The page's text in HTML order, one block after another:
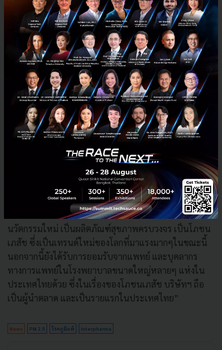
บาท และผลิตภัณฑ์ Vitamune 10 ล้านบาท และ
ผลิตภัณฑ์ Vita Detozzi 10 ล้านบาท”
ดร.ตฤณวรรธน์ กล่าวว่า นอกจาก 4 ผลิตภัณฑ์ดังกล่าว
บริษัทฯ ยังได้นำผลิตภัณฑ์ ProLivo นวัตกรรมโภชนเภสัช
เพื่อการดูแลตับแบบครบวงจร ที่วิจัยและพัฒนาใน
ประเทศ ญี่ปุ่น รวมสารอาหาร สารสกัดจากธรรมชาติ และ
วิตามิน แร่ธาตุ มากถึง 20 ชนิด เพื่อบำรุง ปกป้อง และ
ฟื้นฟู การทำงานของตับ และสำหรับผู้ที่ดื่มแอลกอฮอล์
เป็นประจำ และ มีภาวะไขมันแทรกตับ เข้ามาทำตลาด
เสริมทัพด้วย พร้อมตั้งเป้ายอดขายไม่ต่ำกว่า 30 ล้านบาท
“อยากให้ผู้บริโภคมั่นใจในผลิตภัณฑ์สินค้าทุกกลุ่มของบริ
ษัทฯ เพราะเราเป็นบริษัทฯ ที่ทำครบวงจร มีทั้งยา อาหาร
เสริม เวชสำอาง เครื่องมือแพทย์ และโปรไบโอติก ที่เป็น
นวัตกรรมใหม่ เป็นผลิตภัณฑ์สุขภาพครบวงจร เป็นโภชน
เภสัช ซึ่งเป็นเทรนด์ใหม่ของโลกที่มาแรงมากๆในขณะนี้
นอกจากนี้ยังได้รับการยอมรับจากแพทย์ และบุคลากร
ทางการแพทย์ในโรงพยาบาลขนาดใหญ่หลายๆ แห่งใน
ประเทศไทยด้วย ซึ่งในเรื่องของโภชนเภสัช บริษัทฯ ถือ
เป็นผู้นำตลาด และเป็นรายแรกในประเทศไทย”
News PM 2.5 โรคภูมิแพ้ Interpharma